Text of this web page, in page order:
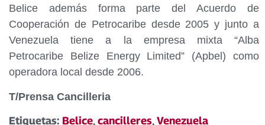
Belice además forma parte del Acuerdo de
Cooperación de Petrocaribe desde 2005 y junto a
Venezuela tiene a la empresa mixta “Alba
Petrocaribe Belize Energy Limited” (Apbel) como
operadora local desde 2006.
T/Prensa Cancilleria
Etiquetas: Belice,cancilleres,Venezuela